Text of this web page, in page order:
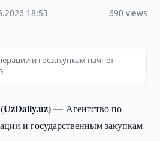
18:53 690 views
и госзакупкам начнет
(UzDaily.uz) —Агентство по
и государственным закупкам